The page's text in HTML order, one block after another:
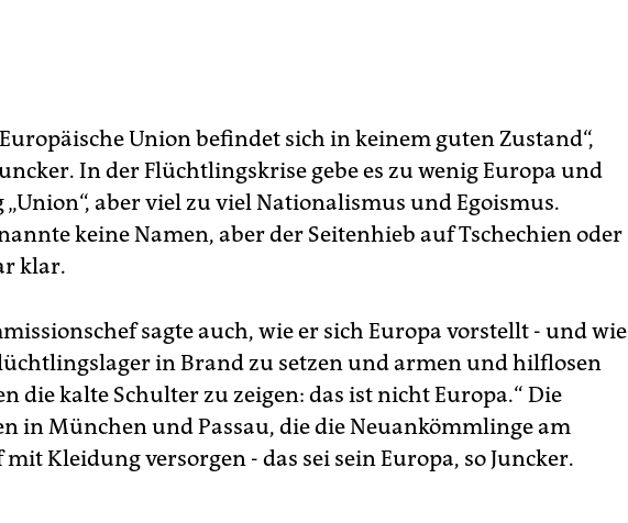
Union befindet sich in keinem guten Zustand“,
In der Flüchtlingskrise gebe es zu wenig Europa und
„Union“, aber viel zu viel Nationalismus und Egoismus.
keine Namen, aber der Seitenhieb auf Tschechien oder
klar.
sagte auch, wie er sich Europa vorstellt - und wie
in Brand zu setzen und armen und hilflosen
die kalte Schulter zu zeigen: das ist nicht Europa.“ Die
in München und Passau, die die Neuankömmlinge am
Kleidung versorgen - das sei sein Europa, so Juncker.